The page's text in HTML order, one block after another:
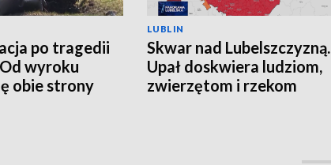
po tragedii
wyroku
obie strony
LUBLIN
Skwar nad Lubelszczyzną.
Upał doskwiera ludziom,
zwierzętom i rzekom